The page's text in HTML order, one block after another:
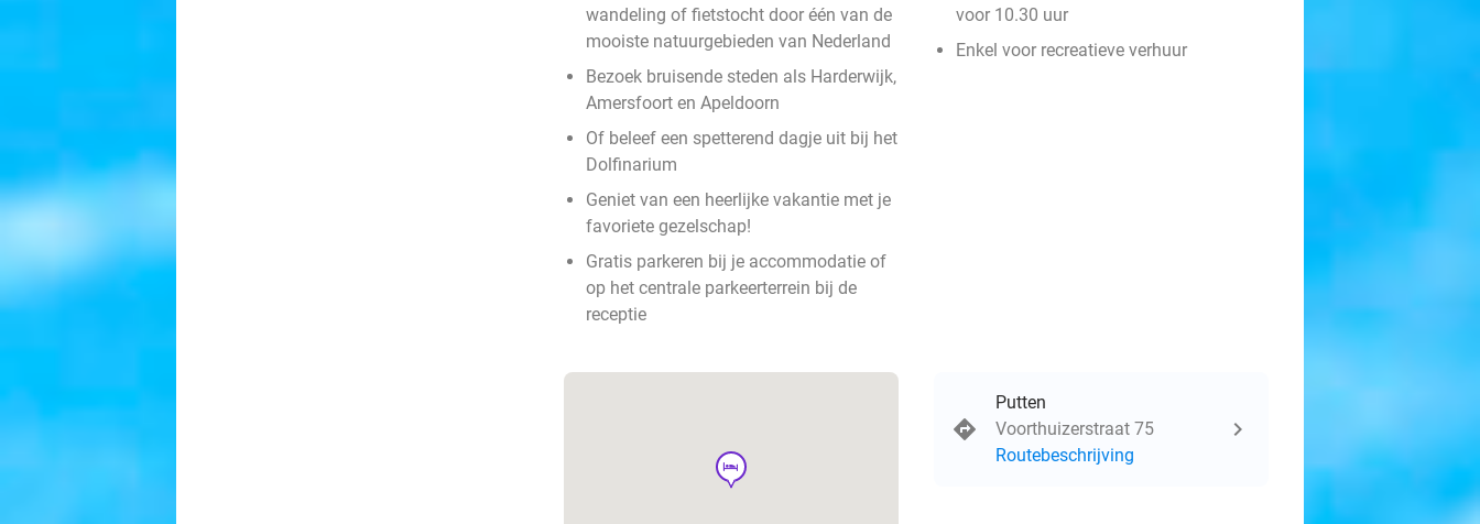
wandeling of fietstocht door één van de
mooiste natuurgebieden van Nederland
Bezoek bruisende steden als Harderwijk,
Amersfoort en Apeldoorn
Of beleef een spetterend dagje uit bij het
Dolfinarium
Geniet van een heerlijke vakantie met je
favoriete gezelschap!
Gratis parkeren bij je accommodatie of
op het centrale parkeerterrein bij de
receptie
voor 10.30 uur
Enkel voor recreatieve verhuur
hotel
Putten
Voorthuizerstraat 75
Routebeschrijving